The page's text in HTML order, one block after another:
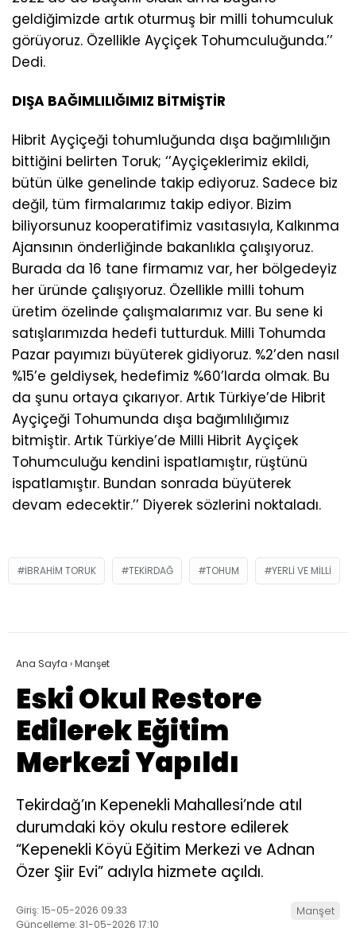
geldiğimizde artık oturmuş bir milli tohumculuk
görüyoruz. Özellikle Ayçiçek Tohumculuğunda.’’
Dedi.
DIŞA BAĞIMLILIĞIMIZ BİTMİŞTİR
Hibrit Ayçiçeği tohumluğunda dışa bağımlılığın
bittiğini belirten Toruk; ‘’Ayçiçeklerimiz ekildi,
bütün ülke genelinde takip ediyoruz. Sadece biz
değil, tüm firmalarımız takip ediyor. Bizim
biliyorsunuz kooperatifimiz vasıtasıyla, Kalkınma
Ajansının önderliğinde bakanlıkla çalışıyoruz.
Burada da 16 tane firmamız var, her bölgedeyiz
her üründe çalışıyoruz. Özellikle milli tohum
üretim özelinde çalışmalarımız var. Bu sene ki
satışlarımızda hedefi tutturduk. Milli Tohumda
Pazar payımızı büyüterek gidiyoruz. %2’den nasıl
%15’e geldiysek, hedefimiz %60’larda olmak. Bu
da şunu ortaya çıkarıyor. Artık Türkiye’de Hibrit
Ayçiçeği Tohumunda dışa bağımlılığımız
bitmiştir. Artık Türkiye’de Milli Hibrit Ayçiçek
Tohumculuğu kendini ispatlamıştır, rüştünü
ispatlamıştır. Bundan sonrada büyüterek
devam edecektir.’’ Diyerek sözlerini noktaladı.
IBRAHIM TORUK TEKIRDAĞ TOHUM YERLI VE MILLI
Ana Sayfa ›Manşet
Eski Okul Restore
Edilerek Eğitim
Merkezi Yapıldı
Tekirdağ’ın Kepenekli Mahallesi’nde atıl
durumdaki köy okulu restore edilerek
“Kepenekli Köyü Eğitim Merkezi ve Adnan
Özer Şiir Evi” adıyla hizmete açıldı.
Giriş: 15-05-2026 09:33
Güncelleme: 31-05-2026 17:10
Manşet